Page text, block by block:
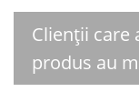
Clienții care
produs au